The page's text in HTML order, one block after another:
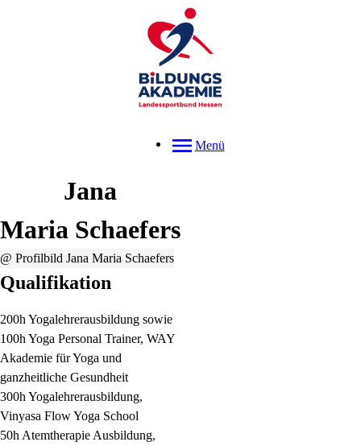
Menü
Jana
Maria Schaefers
@ Profilbild Jana Maria Schaefers
Qualifikation
200h Yogalehrerausbildung sowie
100h Yoga Personal Trainer, WAY
Akademie für Yoga und
ganzheitliche Gesundheit
300h Yogalehrerausbildung,
Vinyasa Flow Yoga School
50h Atemtherapie Ausbildung,